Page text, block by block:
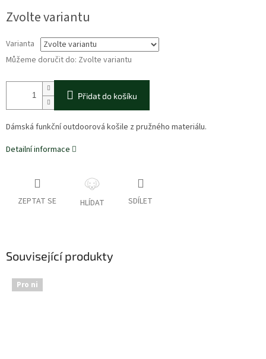
cena:
Zvolte variantu
Varianta
Můžeme doručit do: Zvolte variantu
Přidat do košíku
Dámská funkční outdoorová košile z pružného materiálu.
Detailní informace
ZEPTAT SE HLÍDAT SDÍLET
Související produkty
Pro ni